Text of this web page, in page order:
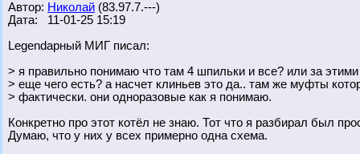
Автор: Николай (83.97.7.---)
Дата: 11-01-25 15:19
Legendарный МИГ писал:
> я правильно понимаю что там 4 шпильки и все? или за
> еще чего есть? а насчет клиньев это да.. там же муфты
> фактически. они одноразовые как я понимаю.
Конкретно про этот котёл не знаю. Тот что я разбирал был
Думаю, что у них у всех примерно одна схема.